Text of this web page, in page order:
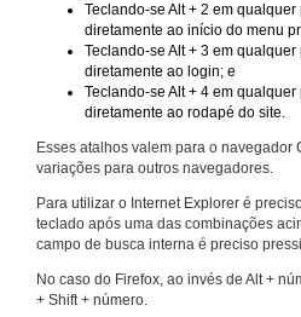
Teclando-se Alt + 2 em
diretamente ao início do menu
Teclando-se Alt + 3 em
diretamente ao login; e
Teclando-se Alt + 4 em
diretamente ao rodapé do site.
Esses atalhos valem para o navegador
variações para outros navegadores.
Para utilizar o Internet Explorer é
teclado após uma das combinações
campo de busca interna é preciso
No caso do Firefox, ao invés de Alt +
+ Shift + número.